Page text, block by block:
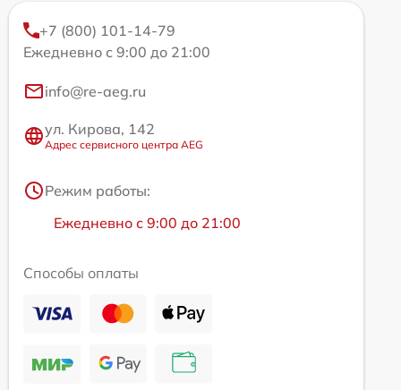
+7 (800) 101-14-79
Ежедневно с 9:00 до 21:00
info@re-aeg.ru
ул. Кирова, 142
Адрес сервисного центра AEG
Режим работы:
Ежедневно с 9:00 до 21:00
Способы оплаты